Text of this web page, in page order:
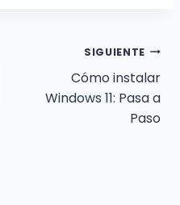
SIGUIENTE
Cómo instalar
Windows 11: Pasa a
Paso